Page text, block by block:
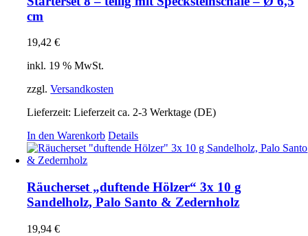
Varianten
gewählt
cm
19,42€
inkl. 19 % MwSt.
zzgl.Versandkosten
Lieferzeit:Lieferzeit ca. 2-3 Werktage (DE)
In den Warenkorb Details
Räucherset „duftende Hölzer“ 3x 10 g
Sandelholz, Palo Santo & Zedernholz
19,94€